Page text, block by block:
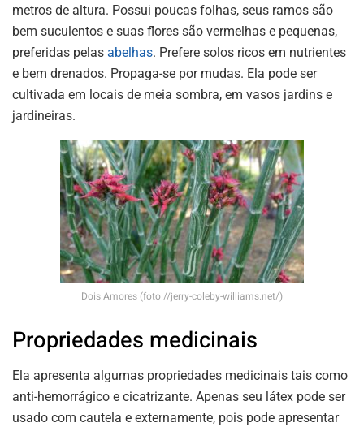
metros de altura. Possui poucas folhas, seus ramos são
bem suculentos e suas flores são vermelhas e pequenas,
preferidas pelas abelhas. Prefere solos ricos em nutrientes
e bem drenados. Propaga-se por mudas. Ela pode ser
cultivada em locais de meia sombra, em vasos jardins e
jardineiras.
Dois Amores (foto //jerry-coleby-williams.net/)
Propriedades medicinais
Ela apresenta algumas propriedades medicinais tais como
anti-hemorrágico e cicatrizante. Apenas seu látex pode ser
usado com cautela e externamente, pois pode apresentar